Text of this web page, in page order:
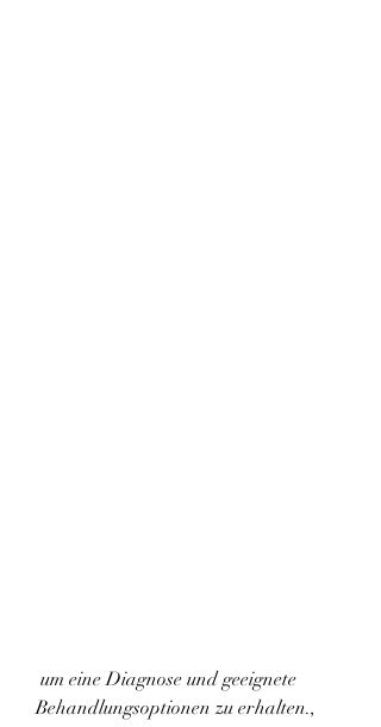
Behandlungsoptionen zu erhalten.,